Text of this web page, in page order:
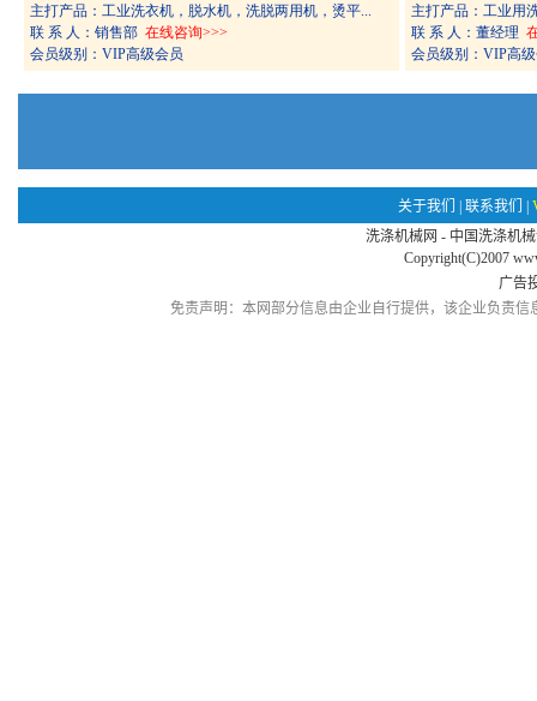
关于我们 联系我们
洗涤机械网 - 中国洗涤机
Copyright(C)2007
广告
免责声明：本网部分信息由企业自行提供，该企业负责